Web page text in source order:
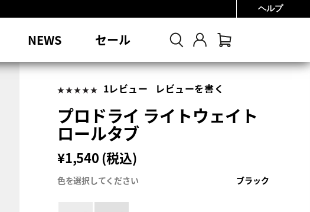
ヘルプ
NEWS セール
1レビュー レビューを書く
プロドライ ライトウェイト
ロールタブ
¥1,540 (税込)
色を選択してください ブラック